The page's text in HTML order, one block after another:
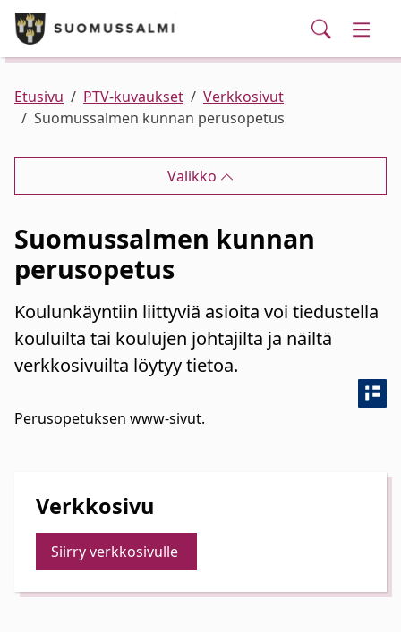
Siirry pääsisältöön
Puhelinluettelo/yhteystiedot
Palvelut
Ajankohtaista
Verkkokauppa
Haku
Kunta ja hallinto
Asuminen ja ympäristö
Elinvoima
Kulttuuri, vapaa-aika ja nuoret
Etusivu PTV-kuvaukset
Verkkosivut
Suomussalmen kunnan perusopetus
Valikko
Suomussalmen kunnan
perusopetus
Koulunkäyntiin liittyviä asioita voi tiedustella
kouluilta tai koulujen johtajilta ja näiltä
verkkosivuilta löytyy tietoa.
Perusopetuksen www-sivut.
Verkkosivu
Siirry verkkosivulle